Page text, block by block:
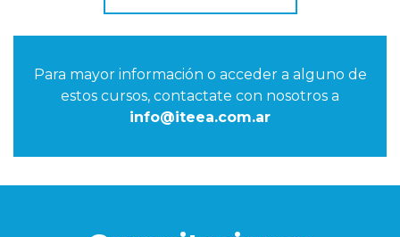
Para mayor información o acceder a alguno de
estos cursos, contactate con nosotros a
info@iteea.com.ar